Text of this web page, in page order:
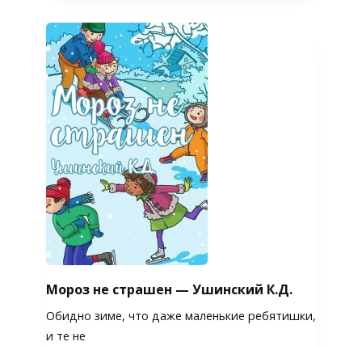
Мороз не страшен — Ушинский К.Д.
Обидно зиме, что даже маленькие ребятишки,
и те не